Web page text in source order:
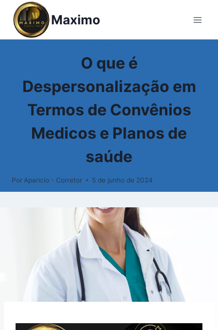
Pular
para
Maximo
O que é
Despersonalização em
Termos de Convênios
Medicos e Planos de
saúde
Por Aparicio - Corretor 5 de junho de 2024